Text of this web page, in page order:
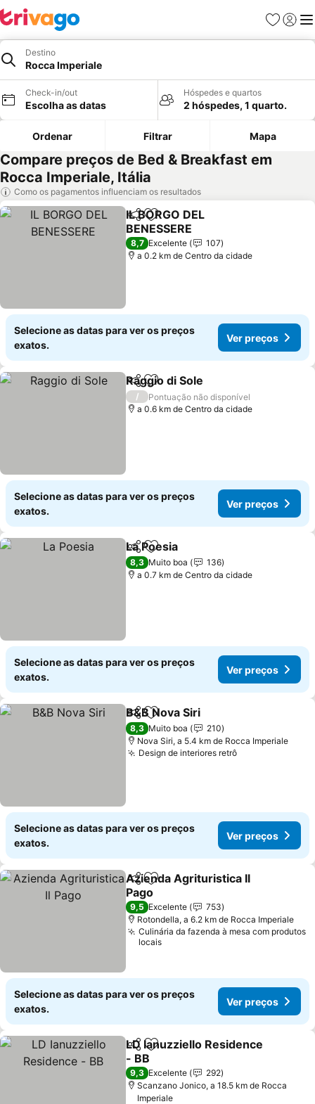
Favoritos
Iniciar
Destino
Rocca Imperiale
Check-in/out
Escolha as datas
Hóspedes e quartos
2 hóspedes, 1 quarto.
Ordenar Filtrar Mapa
Compare preços de Bed & Breakfast em
Rocca Imperiale, Itália
Como os pagamentos influenciam os resultados
PartilharAdicionar aos favoritos
IL BORGO DEL
BENESSERE
Ver preços
8,7 Excelente
107
a 0.2 km de Centro da cidade
Selecione as datas para ver os preços
exatos.
Ver preços
PartilharAdicionar aos favoritos
Raggio di Sole
/
Pontuação não disponível
a 0.6 km de Centro da cidade
Selecione as datas para ver os preços
exatos.
Ver preços
PartilharAdicionar aos favoritos
La Poesia
8,3 Muito boa
136
a 0.7 km de Centro da cidade
Selecione as datas para ver os preços
exatos.
Ver preços
PartilharAdicionar aos favoritos
B&B Nova Siri
8,3 Muito boa
210
Nova Siri, a 5.4 km de Rocca Imperiale
Design de interiores retrôVer preços
Selecione as datas para ver os preços
exatos.
Ver preços
PartilharAdicionar aos favoritos
Azienda Agrituristica Il
Pago
Ver preços
9,5 Excelente
753
Rotondella, a 6.2 km de Rocca Imperiale
Culinária da fazenda à mesa com produtos
locais
Selecione as datas para ver os preços
exatos.
Ver preços
PartilharAdicionar aos favoritos
LD Ianuzziello Residence
- BB
Ver preços
9,3 Excelente
292
Scanzano Jonico, a 18.5 km de Rocca
Imperiale